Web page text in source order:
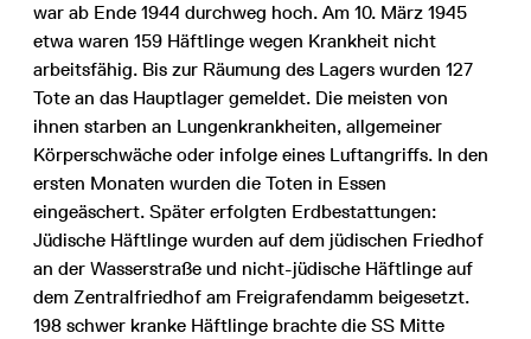
war ab Ende 1944 durchweg hoch. Am 10. März 1945
etwa waren 159 Häftlinge wegen Krankheit nicht
arbeitsfähig. Bis zur Räumung des Lagers wurden 127
Tote an das Hauptlager gemeldet. Die meisten von
ihnen starben an Lungenkrankheiten, allgemeiner
Körperschwäche oder infolge eines Luftangriffs. In den
ersten Monaten wurden die Toten in Essen
eingeäschert. Später erfolgten Erdbestattungen:
Jüdische Häftlinge wurden auf dem jüdischen Friedhof
an der Wasserstraße und nicht-jüdische Häftlinge auf
dem Zentralfriedhof am Freigrafendamm beigesetzt.
198 schwer kranke Häftlinge brachte die SS Mitte